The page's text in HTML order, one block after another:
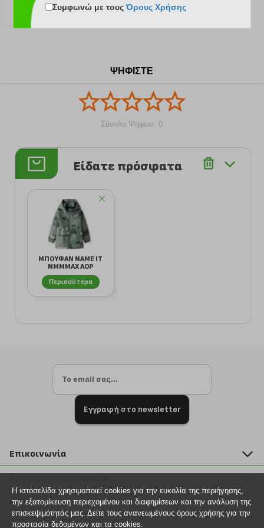
ΨΗΦΙΣΤΕ
Σύνολο Ψήφων: 0
Είδατε πρόσφατα
ΜΠΟΥΦΑΝ NAME IT
NMMMAX AOP
13251603 ΠΡΑΣΙΝΟ
Περισσότερα
Εγγραφή στο newsletter
Επικοινωνία
211 2000 700
info@plus4u.gr
Η εταιρία
Σημεία παραλαβής
Βοήθεια
Εξέλιξη παραγγελίας
Συμφωνώ με τουςΌρους Χρήσης
Η ιστοσελίδα χρησιμοποιεί cookies για την ευκολία της περιήγησης,
την εξατομίκευση περιεχομένου και διαφημίσεων και την ανάλυση της
επισκεψιμότητάς μας. Δείτε τους ανανεωμένους όρους χρήσης για την
προστασία δεδομένων και τα cookies.